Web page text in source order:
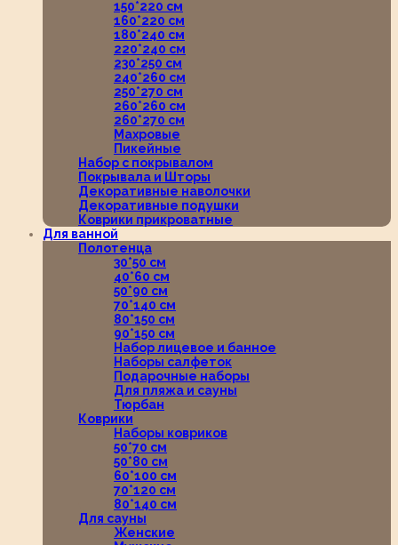
150*220 см
160*220 см
180*240 см
220*240 см
230*250 см
240*260 см
250*270 см
260*260 см
260*270 см
Махровые
Пикейные
Набор с покрывалом
Покрывала и Шторы
Декоративные наволочки
Декоративные подушки
Коврики прикроватные
Для ванной
Полотенца
30*50 см
40*60 см
50*90 см
70*140 см
80*150 см
90*150 см
Набор лицевое и банное
Наборы салфеток
Подарочные наборы
Для пляжа и сауны
Тюрбан
Коврики
Наборы ковриков
50*70 см
50*80 см
60*100 см
70*120 см
80*140 см
Для сауны
Женские